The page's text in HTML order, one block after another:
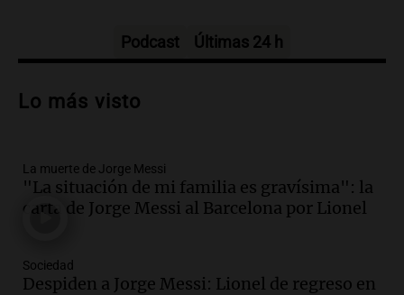
Audio.Trágico accidente en Mendoza:
vehículos desde un puente
Audio.Tragedia en Mendoza: un muerto
y cinco heridos tras caer dos autos desde
un puente
Audio.Messi llegará esta noche a
Podcast Últimas 24 h
Lo más visto
La muerte de Jorge Messi
"La situación de mi familia es gravísima": la
carta de Jorge Messi al Barcelona por Lionel
Sociedad
Despiden a Jorge Messi: Lionel de regreso en